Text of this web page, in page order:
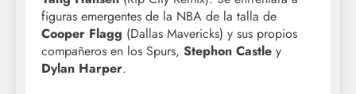
figuras emergentes de la NBA de la talla de
Cooper Flagg (Dallas Mavericks) y sus propios
compañeros en los Spurs, Stephon Castle y
Dylan Harper.